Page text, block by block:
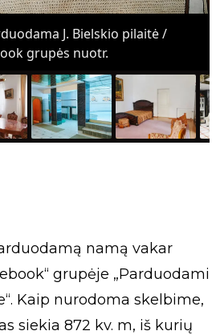
J. Bielskio pilaitė /
grupės nuotr.
namą vakar
grupėje „Parduodami
Kaip nurodoma skelbime,
siekia 872 kv. m, iš kurių